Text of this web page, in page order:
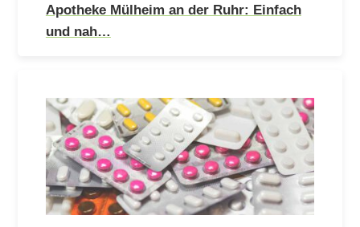
Apotheke Mülheim an der Ruhr: Einfach
und nah…